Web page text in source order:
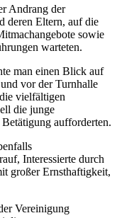
Andrang der
deren Eltern, auf die
sowie
warteten.
man einen Blick auf
vor der Turnhalle
vielfältigen
die junge
aufforderten.
Interessierte durch
großer Ernsthaftigkeit,
Vereinigung